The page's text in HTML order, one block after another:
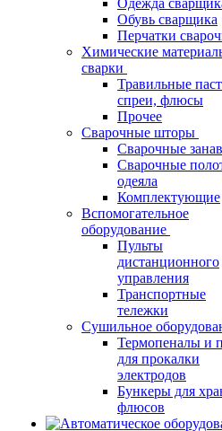
Одежда
Обувь сварщика
Перчатки
Химические
сварки
Травильные
спреи, флюсы
Прочее
Сварочные шторы
Сварочные
Сварочные
одеяла
Комплектующие
Вспомогательное
оборудование
Пульты
дистанционного
управления
Транспортные
тележки
Сушильное
Термопеналы и
для прокалки
электродов
Бункеры для
флюсов